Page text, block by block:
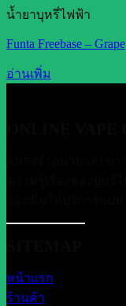
น้ำยาบุหรี่ไฟฟ้า
Funta Freebase – Grape
อ่านเพิ่ม
หน้าแรก
ร้านค้า